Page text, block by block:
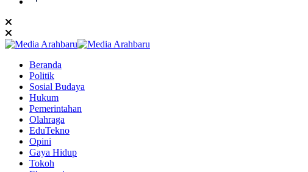
Beranda
Politik
Sosial Budaya
Hukum
Pemerintahan
Olahraga
EduTekno
Opini
Gaya Hidup
Tokoh